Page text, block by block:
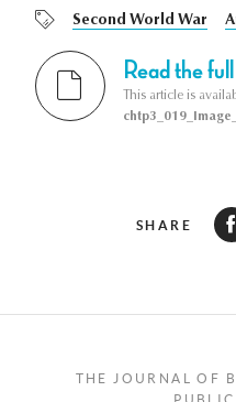
Second World War
Read the
This article is
SHARE
THE JOURNAL OF